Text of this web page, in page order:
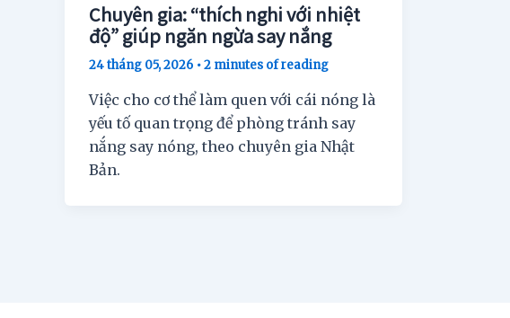
Chuyên gia: “thích nghi với nhiệt
độ” giúp ngăn ngừa say nắng
24 tháng 05, 2026 •2 minutes of reading
Việc cho cơ thể làm quen với cái nóng là
yếu tố quan trọng để phòng tránh say
nắng say nóng, theo chuyên gia Nhật
Bản.